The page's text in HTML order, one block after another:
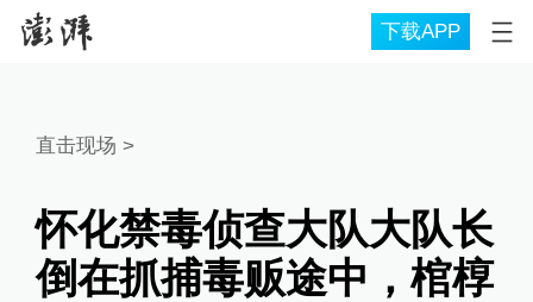
下载APP
直击现场 >
怀化禁毒侦查大队大队长
倒在抓捕毒贩途中，棺椁